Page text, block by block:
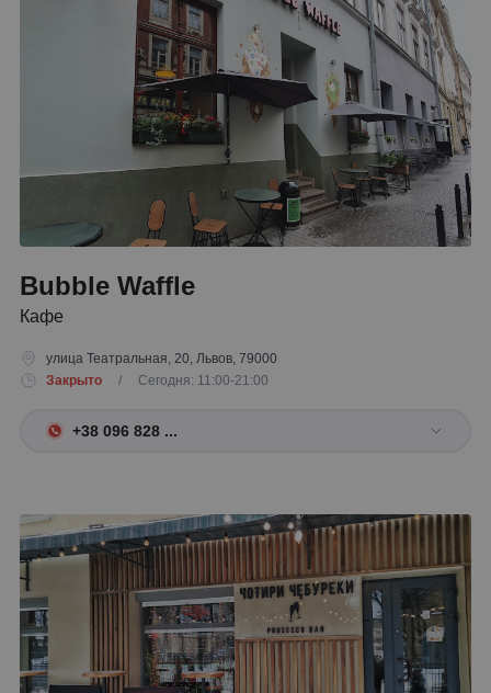
Bubble Waffle
Кафе
улица Театральная, 20, Львов, 79000
Закрыто
/ Сегодня: 11:00-21:00
+38 096 828 ...